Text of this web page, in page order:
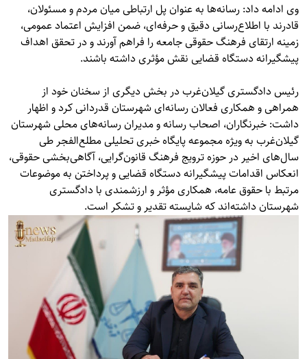
وی ادامه داد: رسانه‌ها به عنوان پل ارتباطی میان مردم و مسئولان،
قادرند با اطلاع‌رسانی دقیق و حرفه‌ای، ضمن افزایش اعتماد عمومی،
زمینه ارتقای فرهنگ حقوقی جامعه را فراهم آورند و در تحقق اهداف
پیشگیرانه دستگاه قضایی نقش مؤثری داشته باشند.
رئیس دادگستری گیلان‌غرب در بخش دیگری از سخنان خود از
همراهی و همکاری فعالان رسانه‌ای شهرستان قدردانی کرد و اظهار
داشت: خبرنگاران، اصحاب رسانه و مدیران رسانه‌های محلی شهرستان
گیلان‌غرب به ویژه مجموعه پایگاه خبری تحلیلی مطلع‌الفجر طی
سال‌های اخیر در حوزه ترویج فرهنگ قانون‌گرایی، آگاهی‌بخشی حقوقی،
انعکاس اقدامات پیشگیرانه دستگاه قضایی و پرداختن به موضوعات
مرتبط با حقوق عامه، همکاری مؤثر و ارزشمندی با دادگستری
شهرستان داشته‌اند که شایسته تقدیر و تشکر است.